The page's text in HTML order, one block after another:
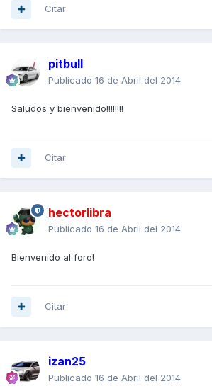
Citar
pitbull
Publicado 16 de Abril del 2014
Saludos y bienvenido!!!!!!!!
Citar
hectorlibra
Publicado 16 de Abril del 2014
Bienvenido al foro!
Citar
izan25
Publicado 16 de Abril del 2014